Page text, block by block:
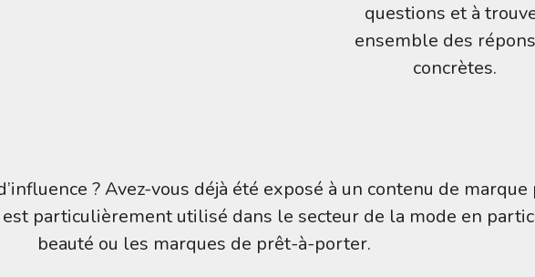
questions et à
ensemble des
concrètes.
? Avez-vous déjà été exposé à un contenu de
particulièrement utilisé dans le secteur de la mode en
beauté ou les marques de prêt-à-porter.